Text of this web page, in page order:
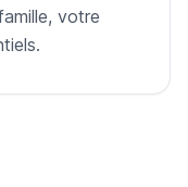
votre